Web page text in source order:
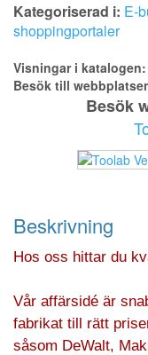
Kategoriserad i: E-
shoppingportaler
Visningar i katalogen:
Besök till
Besök
Beskrivning
Hos oss hittar du
Vår affärsidé är
fabrikat till rätt
såsom DeWalt,